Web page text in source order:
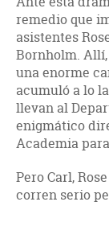
remedio que
asistentes
Bornholm. Allí,
una enorme
acumuló a lo
llevan al
enigmático
Academia
Pero Carl,
corren serio